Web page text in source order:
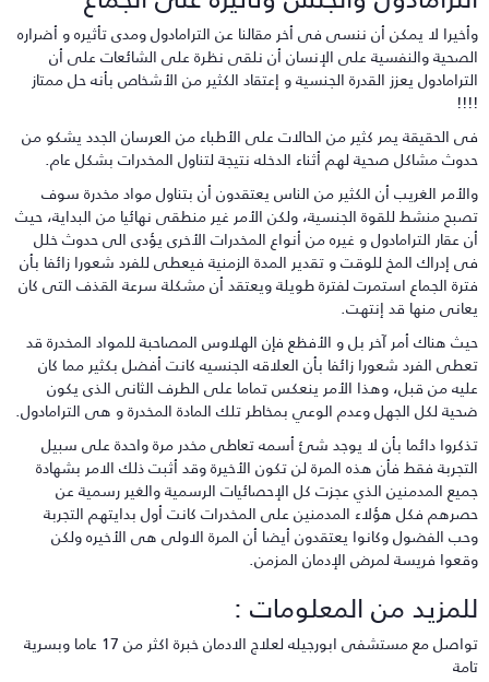
لا يمكن أن ننسى فى أخر مقالنا عن الترامادول ومدى تأثيره و أضراره
والنفسية على الإنسان أن نلقى نظرة على الشائعات على أن
يعزز القدرة الجنسية و إعتقاد الكثير من الأشخاص بأنه حل ممتاز
الحقيقة يمر كثير من الحالات على الأطباء من العرسان الجدد يشكو من
مشاكل صحية لهم أثناء الدخله نتيجة لتناول المخدرات بشكل عام.
الغريب أن الكثير من الناس يعتقدون أن بتناول مواد مخدرة سوف
منشط للقوة الجنسية، ولكن الأمر غير منطقى نهائيا من البداية، حيث
عقار الترامادول و غيره من أنواع المخدرات الأخرى يؤدى الى حدوث خلل
إدراك المخ للوقت و تقدير المدة الزمنية فيعطى للفرد شعورا زائفا بأن
الجماع استمرت لفترة طويلة ويعتقد أن مشكلة سرعة القذف التى كان
منها قد إنتهت.
هناك أمر آخر بل و الأفظع فإن الهلاوس المصاحبة للمواد المخدرة قد
الفرد شعورا زائفا بأن العلاقه الجنسيه كانت أفضل بكثير مما كان
من قبل، وهذا الأمر ينعكس تماما على الطرف الثانى الذى يكون
لكل الجهل وعدم الوعي بمخاطر تلك المادة المخدرة و هى الترامادول.
دائما بأن لا يوجد شئ أسمه تعاطى مخدر مرة واحدة على سبيل
فقط فأن هذه المرة لن تكون الأخيرة وقد أثبت ذلك الامر بشهادة
المدمنين الذي عجزت كل الإحصائيات الرسمية والغير رسمية عن
فكل هؤلاء المدمنين على المخدرات كانت أول بدايتهم التجربة
الفضول وكانوا يعتقدون أيضا أن المرة الاولى هى الأخيره ولكن
فريسة لمرض الإدمان المزمن.
من المعلومات :
تواصل مع مستشفى ابورجيله لعلاج الادمان خبرة اكثر من 17 عاما وبسرية